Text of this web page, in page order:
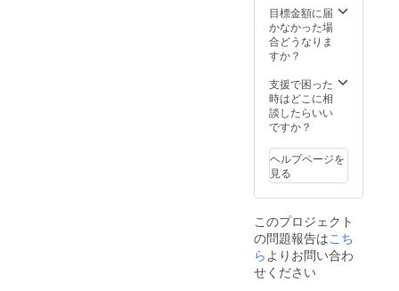
ガー、
ギー、
ブラッ
ヒハ
ツ、
ショウ
ガ粉末
量：80
ｇ ・保
存方
法：高
湿、直
射日光
を避け
て保存
してく
掲載期
間は
2023年
2月～
1月まで
の1年間
です。
目標金額に届
かなかった場
合どうなりま
すか？
支援で困った
時はどこに相
談したらいい
ですか？
ヘルプページを
見る
このプロジェクト
の問題報告はこち
ら よりお問い合わ
せください